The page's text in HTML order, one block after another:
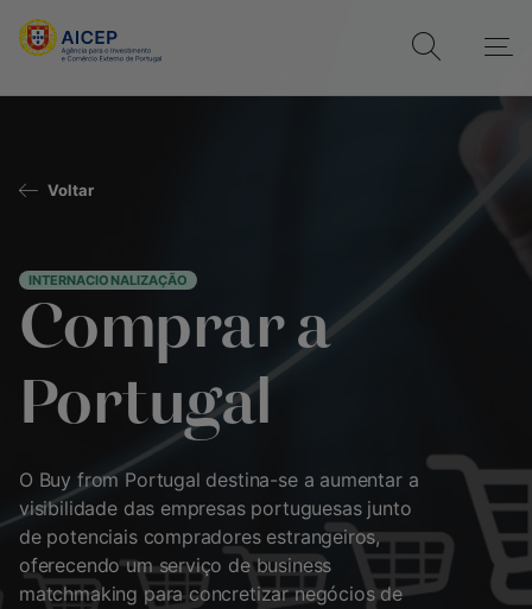
Voltar
INTERNACIONALIZAÇÃO
Comprar a
Portugal
O Buy from Portugal destina-se a aumentar a
visibilidade das empresas portuguesas junto
de potenciais compradores estrangeiros,
oferecendo um serviço de business
matchmaking para concretizar negócios de